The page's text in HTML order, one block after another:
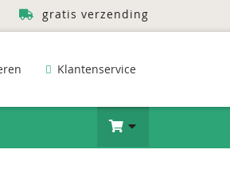
gratis verzending
Klantenservice